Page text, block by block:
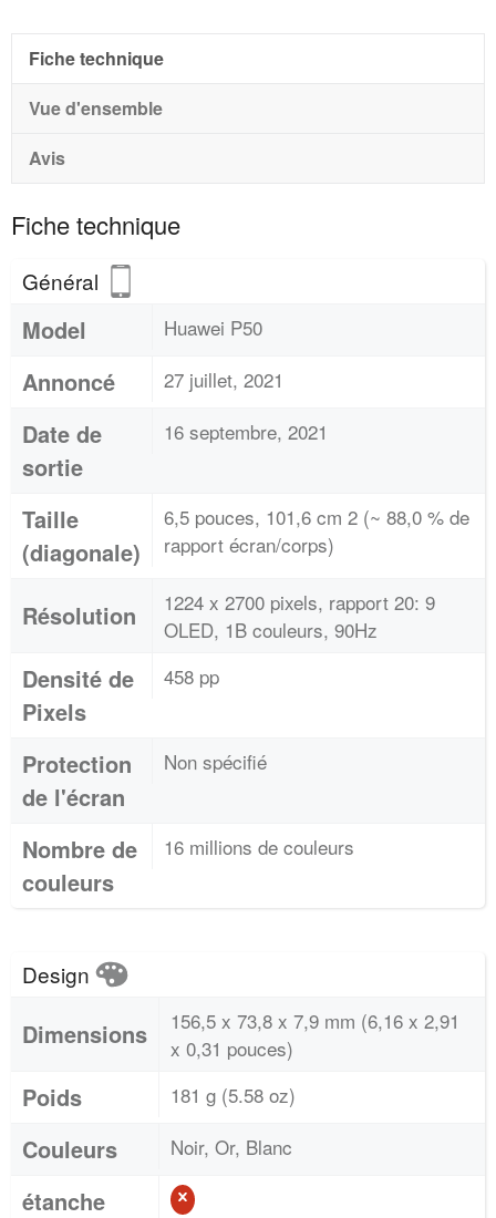
Fiche technique
Vue d'ensemble
Avis
Fiche technique
Général
Model Huawei P50
Annoncé 27 juillet, 2021
Date de
sortie
16 septembre, 2021
Taille
(diagonale)
6,5 pouces, 101,6 cm 2 (~ 88,0 % de
rapport écran/corps)
Résolution
1224 x 2700 pixels, rapport 20: 9
OLED, 1B couleurs, 90Hz
Densité de
Pixels
458 pp
Protection
de l'écran
Non spécifié
Nombre de
couleurs
16 millions de couleurs
Design
Dimensions
156,5 x 73,8 x 7,9 mm (6,16 x 2,91
x 0,31 pouces)
Poids 181 g (5.58 oz)
Couleurs Noir, Or, Blanc
étanche